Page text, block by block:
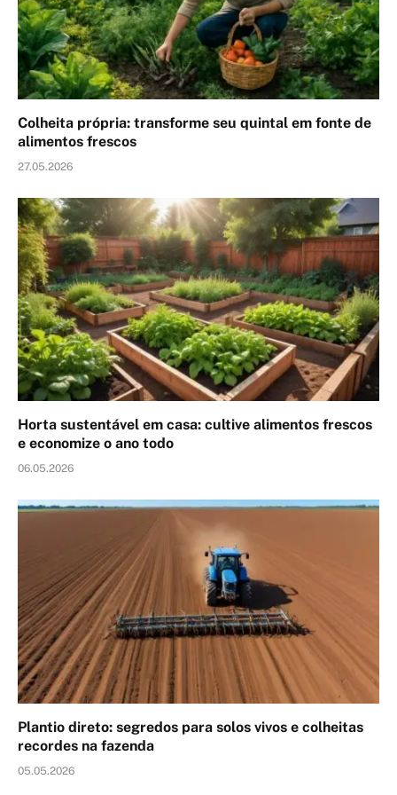
Colheita própria: transforme seu quintal em fonte de
alimentos frescos
27.05.2026
Horta sustentável em casa: cultive alimentos frescos
e economize o ano todo
06.05.2026
Plantio direto: segredos para solos vivos e colheitas
recordes na fazenda
05.05.2026